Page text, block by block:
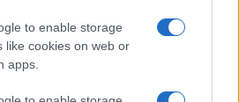
to enable storage
like cookies on web or
apps.
fondamentale, oltre che
servirà a fermare i contagi e,